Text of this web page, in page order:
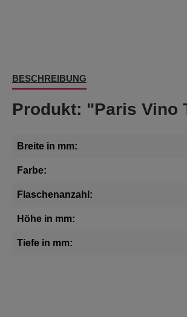
BESCHREIBUNG
Produkt: "Paris Vino
Breite in mm:
Farbe:
Flaschenanzahl:
Höhe in mm:
Tiefe in mm: